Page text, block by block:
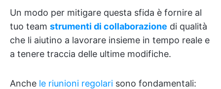
Un modo per mitigare questa sfida è fornire al
tuo team strumenti di collaborazione di qualità
che li aiutino a lavorare insieme in tempo reale e
a tenere traccia delle ultime modifiche.
Anche le riunioni regolari sono fondamentali: